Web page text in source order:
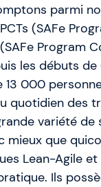
parmi
(SAFe
(SAFe Program
les débuts de
000
quotidien des
variété de
mieux que
Lean-Agile
Ils